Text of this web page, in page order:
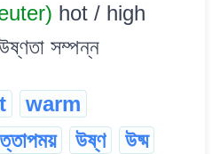
hot / high
সম্পন্ন
warm
উষ্ণ
উষ্ম